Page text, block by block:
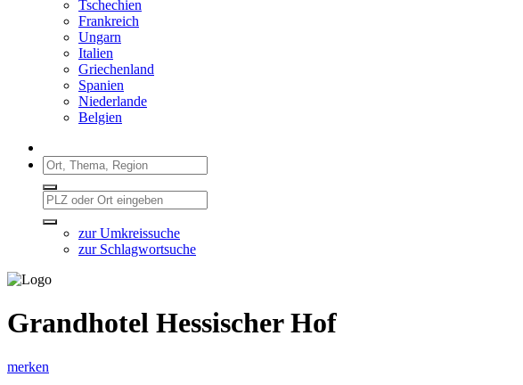
Tschechien
Frankreich
Ungarn
Italien
Griechenland
Spanien
Niederlande
Belgien
zur Umkreissuche
zur Schlagwortsuche
Grandhotel Hessischer Hof
merken